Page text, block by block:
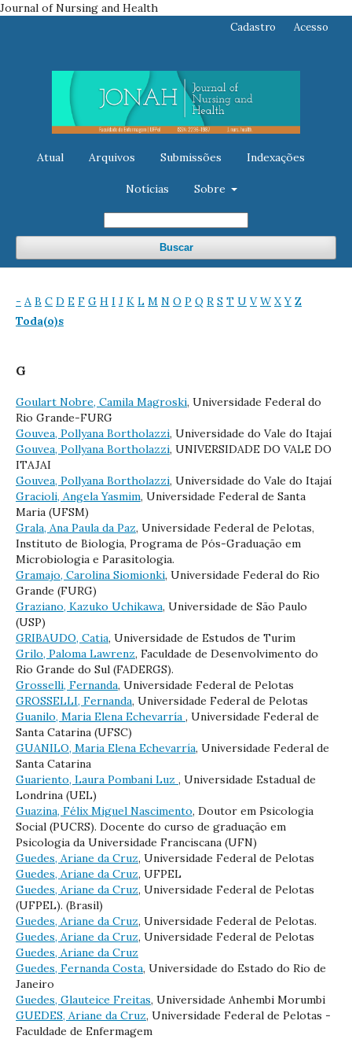
Journal of Nursing and Health
Atual Arquivos Submissões Indexações
Notícias Sobre
Buscar
Cadastro Acesso
- A B C D E F G H I J K L M N O P Q R S T U V W X Y Z
Toda(o)s
G
Goulart Nobre, Camila Magroski, Universidade Federal do
Rio Grande-FURG
Gouvea, Pollyana Bortholazzi, Universidade do Vale do Itajaí
Gouvea, Pollyana Bortholazzi, UNIVERSIDADE DO VALE DO
ITAJAI
Gouvea, Pollyana Bortholazzi, Universidade do Vale do Itajaí
Gracioli, Angela Yasmim, Universidade Federal de Santa
Maria (UFSM)
Grala, Ana Paula da Paz, Universidade Federal de Pelotas,
Instituto de Biologia, Programa de Pós-Graduação em
Microbiologia e Parasitologia.
Gramajo, Carolina Siomionki, Universidade Federal do Rio
Grande (FURG)
Graziano, Kazuko Uchikawa, Universidade de São Paulo
(USP)
GRIBAUDO, Catia, Universidade de Estudos de Turim
Grilo, Paloma Lawrenz, Faculdade de Desenvolvimento do
Rio Grande do Sul (FADERGS).
Grosselli, Fernanda, Universidade Federal de Pelotas
GROSSELLI, Fernanda, Universidade Federal de Pelotas
Guanilo, Maria Elena Echevarría , Universidade Federal de
Santa Catarina (UFSC)
GUANILO, Maria Elena Echevarría, Universidade Federal de
Santa Catarina
Guariento, Laura Pombani Luz , Universidade Estadual de
Londrina (UEL)
Guazina, Félix Miguel Nascimento, Doutor em Psicologia
Social (PUCRS). Docente do curso de graduação em
Psicologia da Universidade Franciscana (UFN)
Guedes, Ariane da Cruz, Universidade Federal de Pelotas
Guedes, Ariane da Cruz, UFPEL
Guedes, Ariane da Cruz, Universidade Federal de Pelotas
(UFPEL). (Brasil)
Guedes, Ariane da Cruz, Universidade Federal de Pelotas.
Guedes, Ariane da Cruz, Universidade Federal de Pelotas
Guedes, Ariane da Cruz
Guedes, Fernanda Costa, Universidade do Estado do Rio de
Janeiro
Guedes, Glauteice Freitas, Universidade Anhembi Morumbi
GUEDES, Ariane da Cruz, Universidade Federal de Pelotas -
Faculdade de Enfermagem